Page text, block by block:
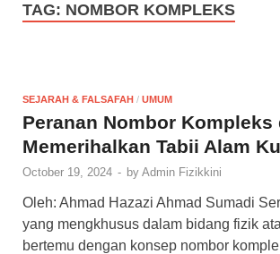
TAG: NOMBOR KOMPLEKS
SEJARAH & FALSAFAH / UMUM
Peranan Nombor Kompleks
Memerihalkan Tabii Alam
October 19, 2024 - by Admin Fizikkini
Oleh: Ahmad Hazazi Ahmad Sumadi
yang mengkhusus dalam bidang fizik
bertemu dengan konsep nombor